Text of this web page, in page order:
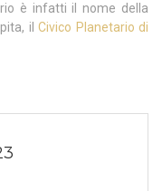
è infatti il nome della
ilCivico Planetario di